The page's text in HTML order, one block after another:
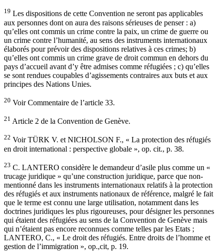
19 Les dispositions de cette Convention ne seront pas applicables
aux personnes dont on aura des raisons sérieuses de penser : a)
qu’elles ont commis un crime contre la paix, un crime de guerre ou
un crime contre l’humanité, au sens des instruments internationaux
élaborés pour prévoir des dispositions relatives à ces crimes; b)
qu’elles ont commis un crime grave de droit commun en dehors du
pays d’accueil avant d’y être admises comme réfugiées ; c) qu’elles
se sont rendues coupables d’agissements contraires aux buts et aux
principes des Nations Unies.
20 Voir Commentaire de l’article 33.
21 Article 2 de la Convention de Genève.
22 Voir TÜRK V. et NICHOLSON F., « La protection des réfugiés
en droit international : perspective globale », op. cit., p. 38.
23 C. LANTERO considère le demandeur d’asile plus comme un «
trucage juridique » qu’une construction juridique, parce que non-
mentionné dans les instruments internationaux relatifs à la protection
des réfugiés et aux instruments nationaux de référence, malgré le fait
que le terme est connu une large utilisation, notamment dans les
doctrines juridiques les plus rigoureuses, pour désigner les personnes
qui étaient des réfugiées au sens de la Convention de Genève mais
qui n’étaient pas encore reconnues comme telles par les Etats ;
LANTERO, C., « Le droit des réfugiés. Entre droits de l’homme et
gestion de l’immigration », op.,cit, p. 19.